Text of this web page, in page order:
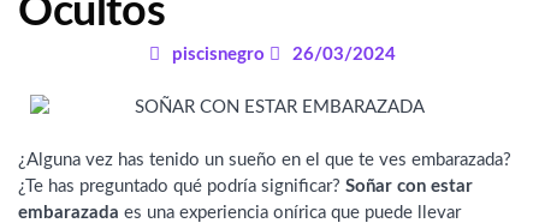
Ocultos
piscisnegro 26/03/2024
¿Alguna vez has tenido un sueño en el que te ves embarazada?
¿Te has preguntado qué podría significar? Soñar con estar
embarazada es una experiencia onírica que puede llevar